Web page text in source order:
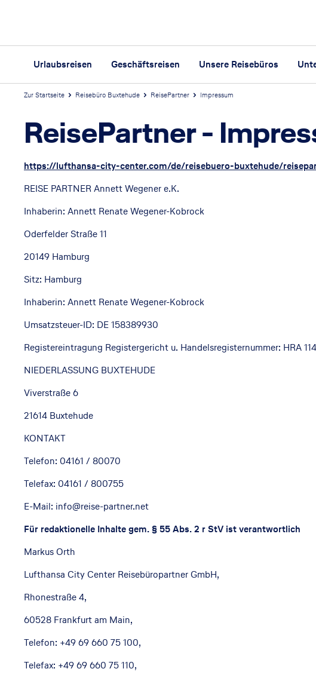
Urlaubsreisen Geschäftsreisen Unsere Reisebüros
Zur Startseite Reisebüro Buxtehude ReisePartner Impressum
ReisePartner-
https://lufthansa-city-center.com/de/reisebuero-buxtehude/
REISE PARTNER Annett Wegener e.K.
Inhaberin: Annett Renate Wegener-Kobrock
Oderfelder Straße 11
20149 Hamburg
Sitz: Hamburg
Inhaberin: Annett Renate Wegener-Kobrock
Umsatzsteuer-ID: DE 158389930
Registereintragung Registergericht u. Handelsregisternummer: HRA
NIEDERLASSUNG BUXTEHUDE
Viverstraße 6
21614 Buxtehude
KONTAKT
Telefon: 04161 / 80070
Telefax: 04161 / 800755
E-Mail: info@reise-partner.net
Für redaktionelle Inhalte gem. § 55 Abs. 2 r StV ist verantwortlich
Markus Orth
Lufthansa City Center Reisebüropartner GmbH,
Rhonestraße 4,
60528 Frankfurt am Main,
Telefon: +49 69 660 75 100,
Telefax: +49 69 660 75 110,